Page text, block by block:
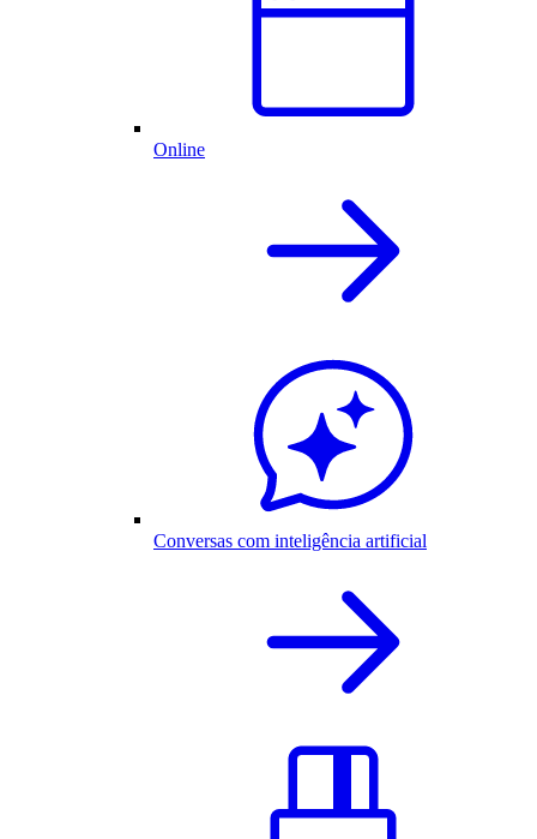
Online
Conversas com inteligência artificial